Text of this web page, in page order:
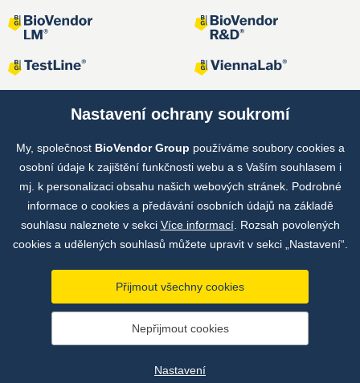
Společné projekty
Copyright © by BioVendor Group 2026
Údaje o provozovateli webu
Nastavení ochrany soukromí
My, společnost BioVendor Group používáme soubory cookies a
osobní údaje k zajištění funkčnosti webu a s Vaším souhlasem i
mj. k personalizaci obsahu našich webových stránek. Podrobné
informace o cookies a předávání osobních údajů na základě
souhlasu naleznete v sekci Více informací. Rozsah povolených
cookies a udělených souhlasů můžete upravit v sekci „Nastavení“.
Přijmout všechny cookies
Nepřijmout cookies
Nastavení